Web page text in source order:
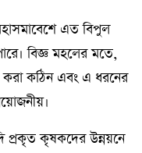
এত বিপুল
বিজ্ঞ মহলের মতে,
কঠিন এবং এ ধরনের
প্রকৃত কৃষকদের উন্নয়নে